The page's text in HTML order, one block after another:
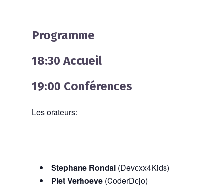
Programme
18:30 Accueil
19:00 Conférences
Les orateurs:
Stephane Rondal (Devoxx4Kids)
Piet Verhoeve(CoderDojo)